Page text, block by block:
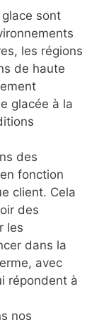
sont
les régions
de haute
glacée à la
des
fonction
client. Cela
des
les
dans la
avec
répondent à
nos